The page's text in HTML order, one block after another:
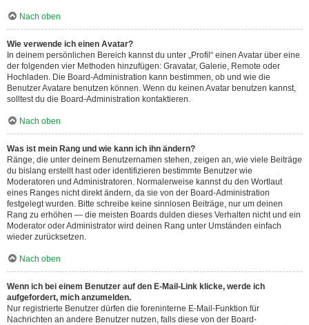
Nach oben
Wie verwende ich einen Avatar?
In deinem persönlichen Bereich kannst du unter „Profil“ einen Avatar über eine
der folgenden vier Methoden hinzufügen: Gravatar, Galerie, Remote oder
Hochladen. Die Board-Administration kann bestimmen, ob und wie die
Benutzer Avatare benutzen können. Wenn du keinen Avatar benutzen kannst,
solltest du die Board-Administration kontaktieren.
Nach oben
Was ist mein Rang und wie kann ich ihn ändern?
Ränge, die unter deinem Benutzernamen stehen, zeigen an, wie viele Beiträge
du bislang erstellt hast oder identifizieren bestimmte Benutzer wie
Moderatoren und Administratoren. Normalerweise kannst du den Wortlaut
eines Ranges nicht direkt ändern, da sie von der Board-Administration
festgelegt wurden. Bitte schreibe keine sinnlosen Beiträge, nur um deinen
Rang zu erhöhen — die meisten Boards dulden dieses Verhalten nicht und ein
Moderator oder Administrator wird deinen Rang unter Umständen einfach
wieder zurücksetzen.
Nach oben
Wenn ich bei einem Benutzer auf den E-Mail-Link klicke, werde ich
aufgefordert, mich anzumelden.
Nur registrierte Benutzer dürfen die foreninterne E-Mail-Funktion für
Nachrichten an andere Benutzer nutzen, falls diese von der Board-